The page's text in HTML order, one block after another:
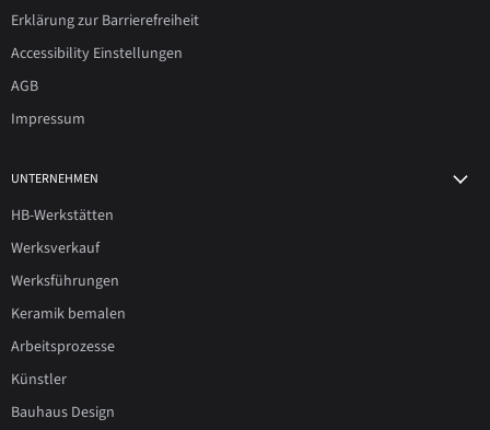
Erklärung zur Barrierefreiheit
Accessibility Einstellungen
AGB
Impressum
UNTERNEHMEN
HB-Werkstätten
Werksverkauf
Werksführungen
Keramik bemalen
Arbeitsprozesse
Künstler
Bauhaus Design